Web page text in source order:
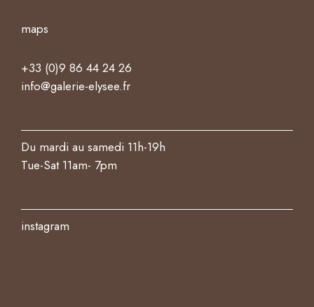
maps
+33 (0)9 86 44 24 26
info@galerie-elysee.fr
Du mardi au samedi 11h-19h
Tue-Sat 11am- 7pm
instagram